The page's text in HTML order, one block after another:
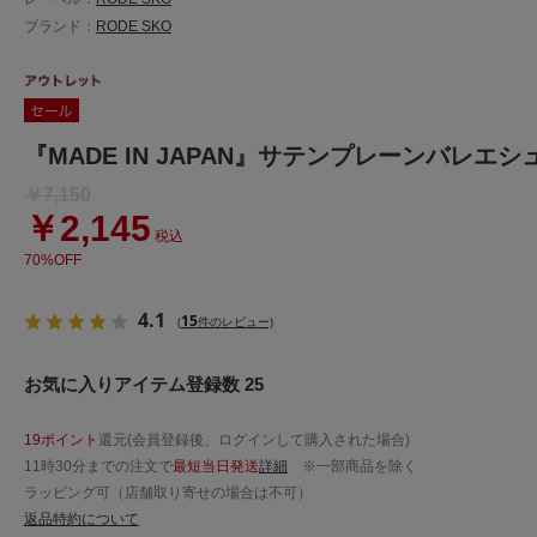
ブランド： RODE SKO
『MADE IN JAPAN』サテンプレーンバレエシ
￥2,145 税込
70%OFF
4.1 (15件のレビュー)
お気に入りアイテム登録数 25
19ポイント 還元(会員登録後、ログインして購入された場合)
11時30分までの注文で最短当日発送詳細 ※一部商品を除く
ラッピング可（店舗取り寄せの場合は不可）
返品特約について